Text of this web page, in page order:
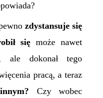
zdystansuje się
sięmoże nawet
ale dokonał tego
pracą, a teraz
Czy wobec